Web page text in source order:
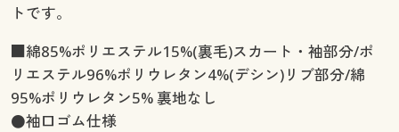
トです。
■綿85%ポリエステル15%(裏毛)スカート・袖部分/ポ
リエステル96%ポリウレタン4%(デシン)リブ部分/綿
95%ポリウレタン5% 裏地なし
●袖口ゴム仕様